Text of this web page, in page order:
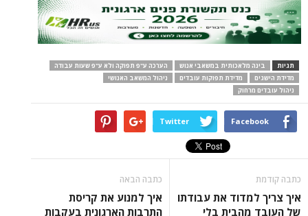
תגיות בינה מלאכותית במשאבי אנוש
הערכה ע"פ תפוקה ולא ע"פ שעות עבודה
מדידת הישגים
מדידת תפוקות עובדים
ניהול המשאב האנושי
ניהול עובדים מרחוק
Facebook
Twitter
כתבה קודמת
איך צריך למדוד את עבודתו
של העובד מהבית בלי
כתבה הבאה
איך למנוע את קריסת
התרבות הארגונית בעקבות